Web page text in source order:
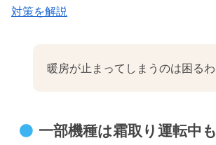
対策を解説
暖房が止まってしまうのは困る
一部機種は霜取り運転中